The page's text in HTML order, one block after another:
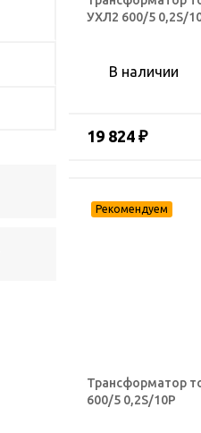
УХЛ2 600/5 0,2S/
В наличии
19 824 ₽
Трансформатор
600/5 0,2S/10Р